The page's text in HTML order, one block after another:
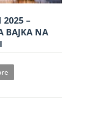
2025 –
BAJKA NA